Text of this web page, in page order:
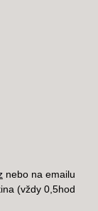
nebo na emailu
(vždy 0,5hod